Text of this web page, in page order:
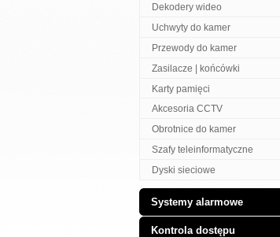
Dekodery wideo
Uchwyty do kamer
Przewody do kamer
Zasilacze | końcówki
Karty pamięci
Akcesoria CCTV
Obrotnice do kamer
Szafy teleinformatyczne
Dyski sieciowe
Systemy alarmowe
Kontrola dostępu